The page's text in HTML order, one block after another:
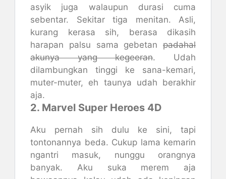
asyik juga walaupun durasi cuma
sebentar. Sekitar tiga menitan. Asli,
kurang kerasa sih, berasa dikasih
harapan palsu sama gebetan padahal
akunya yang kegeeran. Udah
dilambungkan tinggi ke sana-kemari,
muter-muter, eh taunya udah berakhir
aja.
2. Marvel Super Heroes 4D
Aku pernah sih dulu ke sini, tapi
tontonannya beda. Cukup lama kemarin
ngantri masuk, nunggu orangnya
banyak. Aku suka merem aja